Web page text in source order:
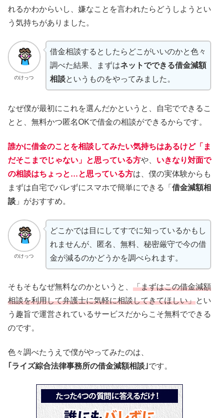
れるかわからいし、嫌なことを言われたらどうしようとい
う気持ちがありました。
のけっつ
借金相談するとしたらどこがいいのかと色々
調べた結果、まずはネットでできる借金減額
相談というものをやってみました。
なぜ僕が最初にこれを選んだかというと、自宅でできるこ
とと、無料かつ匿名OKで借金の相談ができるからです。
誰かに借金のことを相談してみたい気持ちはあるけど「ま
だそこまでじゃない」と思っている方や、 いきなり対面で
の相談はちょっと…と思っている方は、僕の実体験からも
まずは自宅でバレずにスマホで簡単にできる「 借金減額相
談 」がおすすめ。
のけっつ
どこかでは目にしてすでに知っているかもし
れませんが、匿名、無料、秘密厳守で今の借
金が減るのかどうかを調べられます。
そもそもなぜ無料なのかというと、 「まずはこの借金減額
相談を利用して弁護士に気軽に相談してきてほしい」とい
う趣旨で運営されているサービスだからこそ無料でできる
のです。
色々調べたうえで僕がやってみたのは、
｢ライズ綜合法律事務所の借金減額相談｣です。